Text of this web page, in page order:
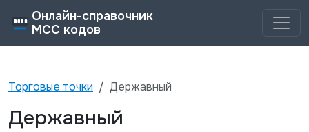
Онлайн-справочник
MCC кодов
Торговые точки Державный
Державный